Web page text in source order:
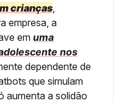
crianças
empresa, a
em uma
nos
dependente de
que simulam
aumenta a solidão